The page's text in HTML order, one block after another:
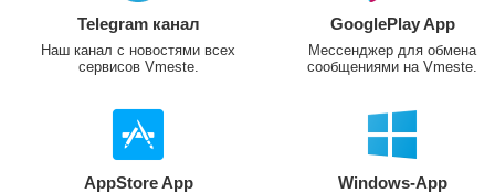
Telegram канал
Наш канал с новостями всех
сервисов Vmeste.
GooglePlay App
Мессенджер для обмена
сообщениями на Vmeste.
AppStore App Windows-App